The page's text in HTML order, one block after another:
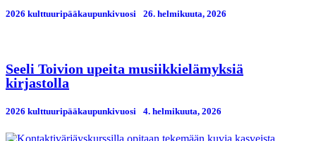
2026 kulttuuripääkaupunkivuosi 26. helmikuuta, 2026
Seeli Toivion upeita musiikkielämyksiä
kirjastolla
2026 kulttuuripääkaupunkivuosi 4. helmikuuta, 2026